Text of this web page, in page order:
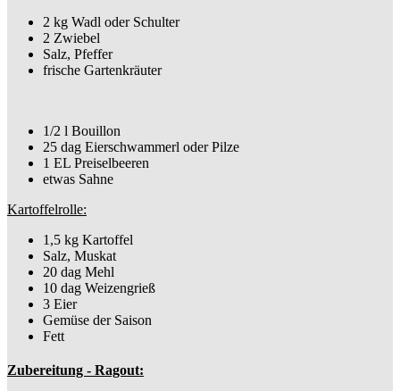
2 kg Wadl oder Schulter
2 Zwiebel
Salz, Pfeffer
frische Gartenkräuter
1/2 l Bouillon
25 dag Eierschwammerl oder Pilze
1 EL Preiselbeeren
etwas Sahne
Kartoffelrolle:
1,5 kg Kartoffel
Salz, Muskat
20 dag Mehl
10 dag Weizengrieß
3 Eier
Gemüse der Saison
Fett
Zubereitung - Ragout: